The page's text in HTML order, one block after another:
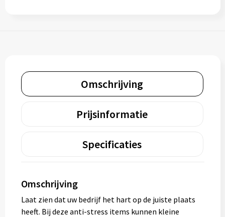
Omschrijving
Prijsinformatie
Specificaties
Omschrijving
Laat zien dat uw bedrijf het hart op de juiste plaats
heeft. Bij deze anti-stress items kunnen kleine